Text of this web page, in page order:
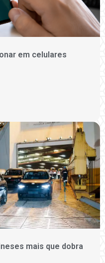
em celulares
mais que dobra